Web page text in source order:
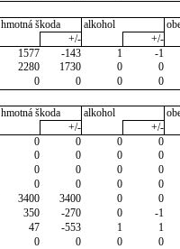
hmotná škoda alkohol
+/- +/-
1577 -143 1 -1
2280 1730 0 0
0 0 0 0
hmotná škoda alkohol
+/- +/-
0 0 0 0
0 0 0 0
0 0 0 0
0 0 0 0
3400 3400 0 0
350 -270 0 -1
47 -553 1 1
0 0 0 0